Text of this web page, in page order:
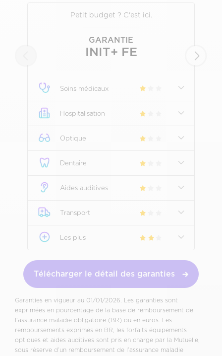
Petit budget ? C'est ici.
GARANTIE
INIT+ FE
Soins médicaux
Hospitalisation
Optique
Dentaire
Aides auditives
Transport
Les plus
Télécharger le détail des garanties
Garanties en vigueur au 01/01/2026. Les garanties sont
exprimées en pourcentage de la base de remboursement de
l’assurance maladie obligatoire (BR) ou en euros. Les
remboursements exprimés en BR, les forfaits équipements
optiques et aides auditives sont pris en charge par la Mutuelle,
sous réserve d’un remboursement de l’assurance maladie